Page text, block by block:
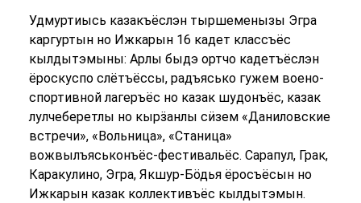
Удмуртиысь казакъёслэн тыршеменызы Эгра
каргуртын но Ижкарын 16 кадет классъёс
кылдытэмыны: Арлы быдэ ортчо кадетъёслэн
ёроскуспо слётъёссы, радъясько гужем воено-
спортивной лагеръёс но казак шудонъёс, казак
лулчеберетлы но кырӟанлы сӥзем «Даниловские
встречи», «Вольница», «Станица»
вожвылъяськонъёс-фестивальёс. Сарапул, Грак,
Каракулино, Эгра, Якшур-Бӧдья ёросъёсын но
Ижкарын казак коллективъёс кылдытэмын.